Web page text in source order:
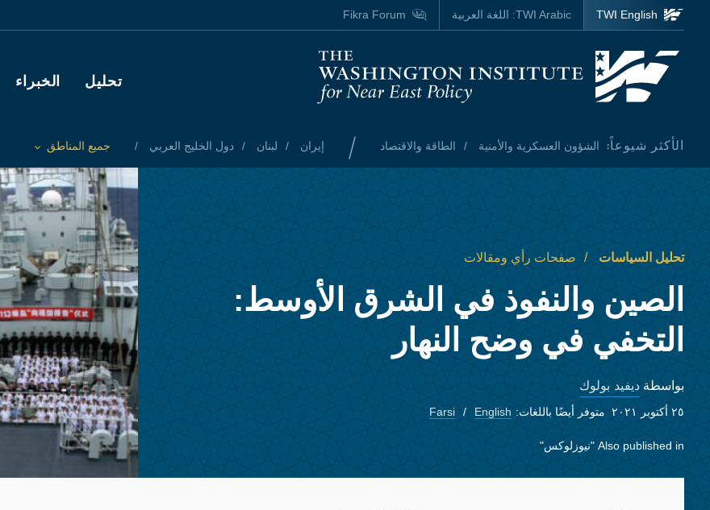
Skip to main content
Homepage
Main navigation
تحليل الخبراء
الأكثر شيوعاً: الشؤون العسكرية والأمنية الطاقة والاقتصاد / إيران لبنان دول الخليج العربي
Toggle List of
جميع المناطق
TWI English
TWI Arabic: اللغة العربية Fikra Forum
تحليل السياسات صفحات رأي ومقالات
الصين والنفوذ في الشرق الأوسط:
التخفي في وضح النهار
بواسطة ديفيد بولوك
٢٥ أكتوبر ٢٠٢١ متوفر أيضًا باللغات: English
Farsi
Also published in "نيوزلوكس"